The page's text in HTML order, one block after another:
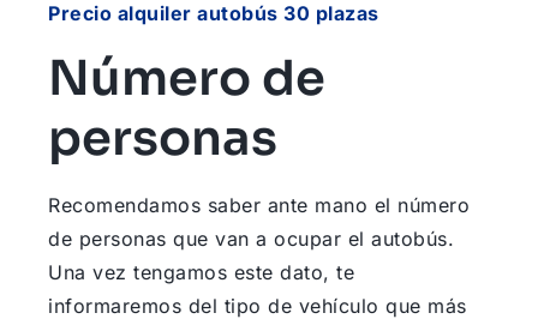
Precio alquiler autobús 30 plazas
Número de
personas
Recomendamos saber ante mano el número
de personas que van a ocupar el autobús.
Una vez tengamos este dato, te
informaremos del tipo de vehículo que más